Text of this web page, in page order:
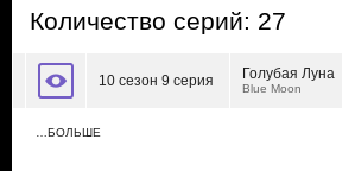
Количество серий: 27
10 сезон 9 серия Голубая Луна
Blue Moon
…БОЛЬШЕ